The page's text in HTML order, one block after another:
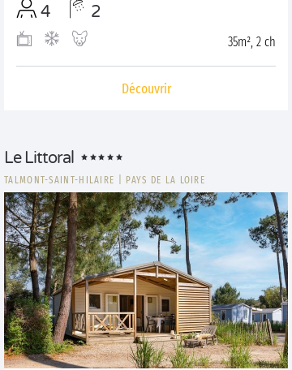
4 2
35m², 2 ch
Découvrir
Le Littoral
TALMONT-SAINT-HILAIRE PAYS DE LA LOIRE